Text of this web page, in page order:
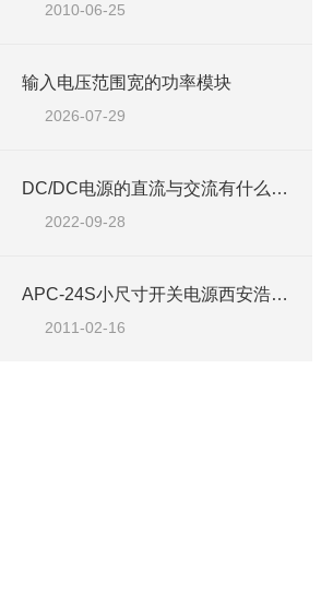
2010-06-25
输入电压范围宽的功率模块
2026-07-29
DC/DC电源的直流与交流有什么区别
2022-09-28
APC-24S小尺寸开关电源西安浩南电子ARCH商
2011-02-16